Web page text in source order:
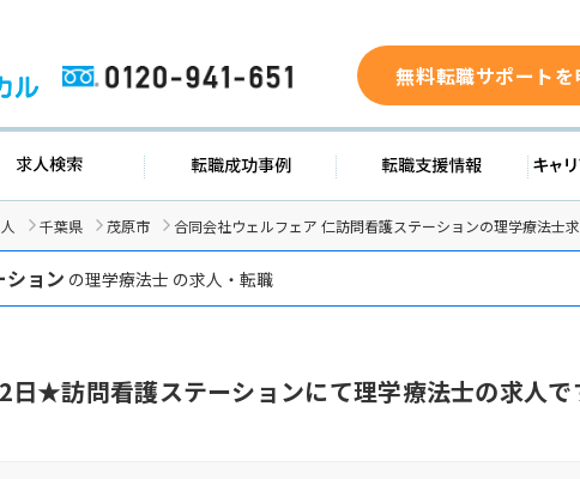
0120-941-651 無料転職サポート
ド 求人検索 転職成功事例 転職支援
千葉県 茂原市 合同会社ウェルフェア 仁訪問看護ステーションの理学療法士
ション の理学療法士 の求人・転職
日★訪問看護ステーションにて理学療法士の求人で